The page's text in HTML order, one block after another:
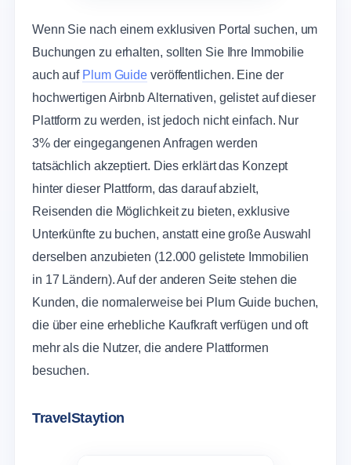
Wenn Sie nach einem exklusiven Portal suchen, um
Buchungen zu erhalten, sollten Sie Ihre Immobilie
auch auf Plum Guide veröffentlichen. Eine der
hochwertigen Airbnb Alternativen, gelistet auf dieser
Plattform zu werden, ist jedoch nicht einfach. Nur
3% der eingegangenen Anfragen werden
tatsächlich akzeptiert. Dies erklärt das Konzept
hinter dieser Plattform, das darauf abzielt,
Reisenden die Möglichkeit zu bieten, exklusive
Unterkünfte zu buchen, anstatt eine große Auswahl
derselben anzubieten (12.000 gelistete Immobilien
in 17 Ländern). Auf der anderen Seite stehen die
Kunden, die normalerweise bei Plum Guide buchen,
die über eine erhebliche Kaufkraft verfügen und oft
mehr als die Nutzer, die andere Plattformen
besuchen.
TravelStaytion